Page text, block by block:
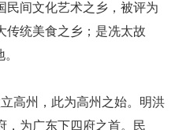
民间文化艺术之乡，被评为
传统美食之乡；是冼太故
高州，此为高州之始。明洪
，为广东下四府之首。民